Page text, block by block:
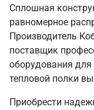
Сплошная
равномерное
Производитель
поставщик
оборудования для
тепловой полки
Приобрести